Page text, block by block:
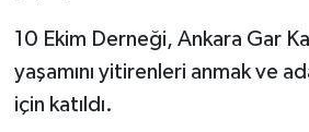
10 Ekim Derneği, Ankara Gar
yaşamını yitirenleri anmak ve
için katıldı.